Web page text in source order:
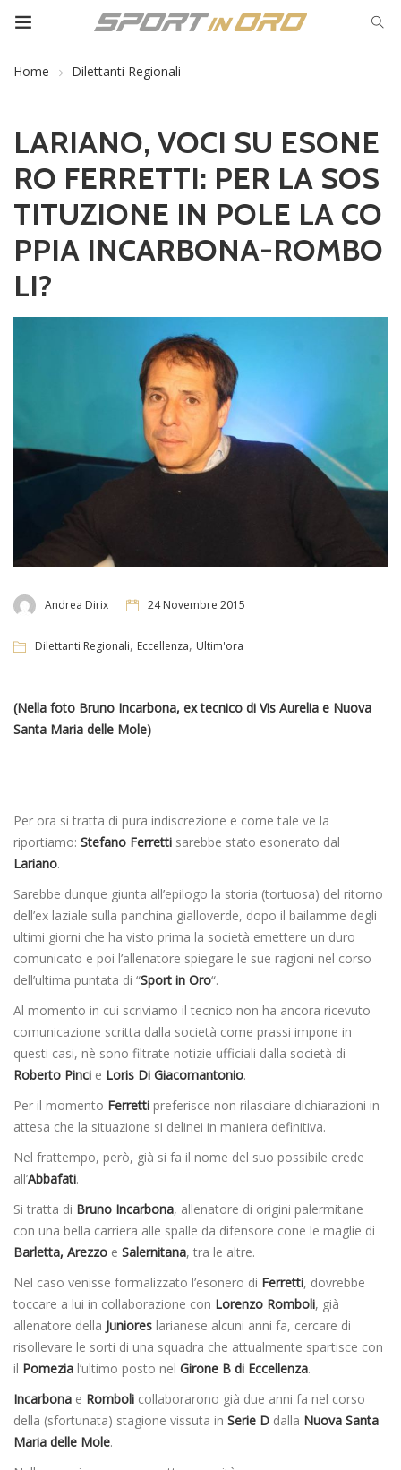
Home Dilettanti Regionali
LARIANO, VOCI SU ESONE
RO FERRETTI: PER LA SOS
TITUZIONE IN POLE LA CO
PPIA INCARBONA-ROMBO
LI?
Andrea Dirix 24 Novembre 2015
Dilettanti Regionali, Eccellenza, Ultim'ora
(Nella foto Bruno Incarbona, ex tecnico di Vis Aurelia e Nuova
Santa Maria delle Mole)
Per ora si tratta di pura indiscrezione e come tale ve la
riportiamo: Stefano Ferretti sarebbe stato esonerato dal
Lariano.
Sarebbe dunque giunta all’epilogo la storia (tortuosa) del ritorno
dell’ex laziale sulla panchina gialloverde, dopo il bailamme degli
ultimi giorni che ha visto prima la società emettere un duro
comunicato e poi l’allenatore spiegare le sue ragioni nel corso
dell’ultima puntata di “Sport in Oro“.
Al momento in cui scriviamo il tecnico non ha ancora ricevuto
comunicazione scritta dalla società come prassi impone in
questi casi, nè sono filtrate notizie ufficiali dalla società di
Roberto Pinci e Loris Di Giacomantonio.
Per il momento Ferretti preferisce non rilasciare dichiarazioni in
attesa che la situazione si delinei in maniera definitiva.
Nel frattempo, però, già si fa il nome del suo possibile erede
all’Abbafati.
Si tratta di Bruno Incarbona, allenatore di origini palermitane
con una bella carriera alle spalle da difensore cone le maglie di
Barletta, Arezzo e Salernitana, tra le altre.
Nel caso venisse formalizzato l’esonero di Ferretti, dovrebbe
toccare a lui in collaborazione con Lorenzo Romboli, già
allenatore della Juniores larianese alcuni anni fa, cercare di
risollevare le sorti di una squadra che attualmente spartisce con
il Pomezia l’ultimo posto nel Girone B di Eccellenza.
Incarbona e Romboli collaborarono già due anni fa nel corso
della (sfortunata) stagione vissuta in Serie D dalla Nuova Santa
Maria delle Mole.